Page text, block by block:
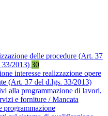
delle procedure (Art. 37
33/2013) 30
interesse realizzazione opere
(Art. 37 del d.lgs. 33/2013)
alla programmazione di lavori,
e forniture / Mancata
programmazione